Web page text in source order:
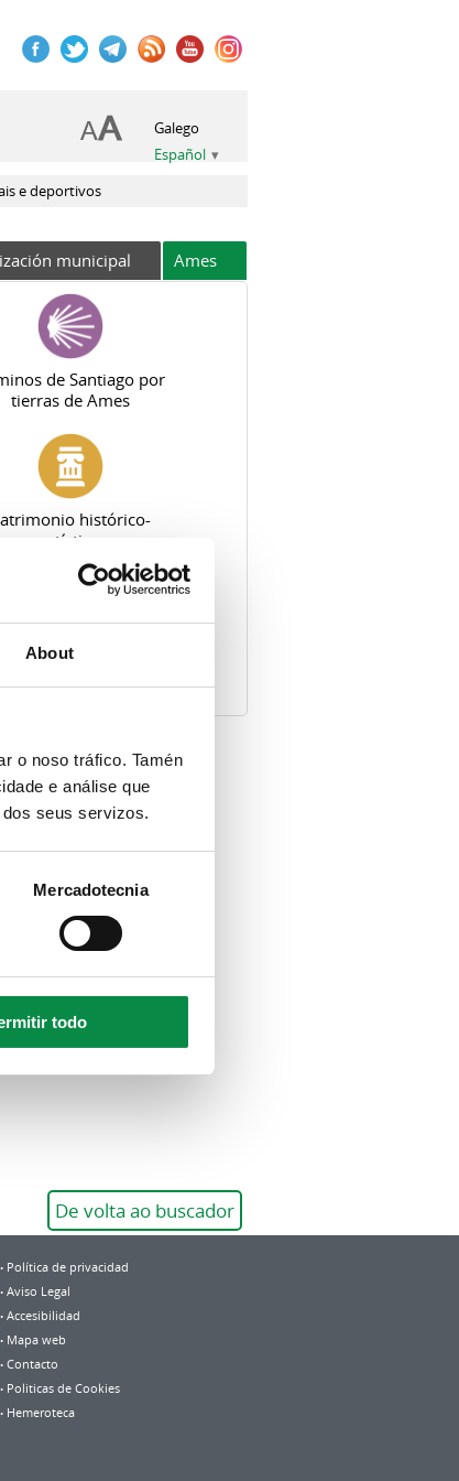
About
o noso tráfico. Tamén
e análise que
seus servizos.
Mercadotecnia
todo
Galego
Español
e deportivos
municipal Ames
de Santiago por
tierras de Ames
histórico-
artístico
e
De volta ao buscador
Política de privacidad
Aviso Legal
Accesibilidad
Mapa web
Contacto
Politicas de Cookies
Hemeroteca